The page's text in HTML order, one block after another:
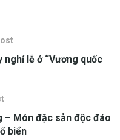
lễ ở “Vương quốc
– Món đặc sản độc đáo
biển